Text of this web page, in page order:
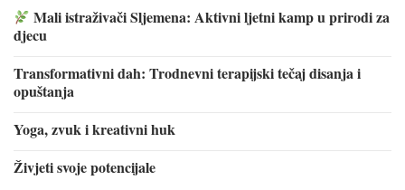
Mali istraživači Sljemena: Aktivni ljetni kamp u prirodi za
djecu
Transformativni dah: Trodnevni terapijski tečaj disanja i
opuštanja
Yoga, zvuk i kreativni huk
Živjeti svoje potencijale